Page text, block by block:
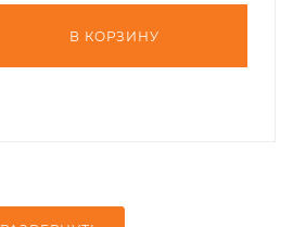
В КОРЗИНУ